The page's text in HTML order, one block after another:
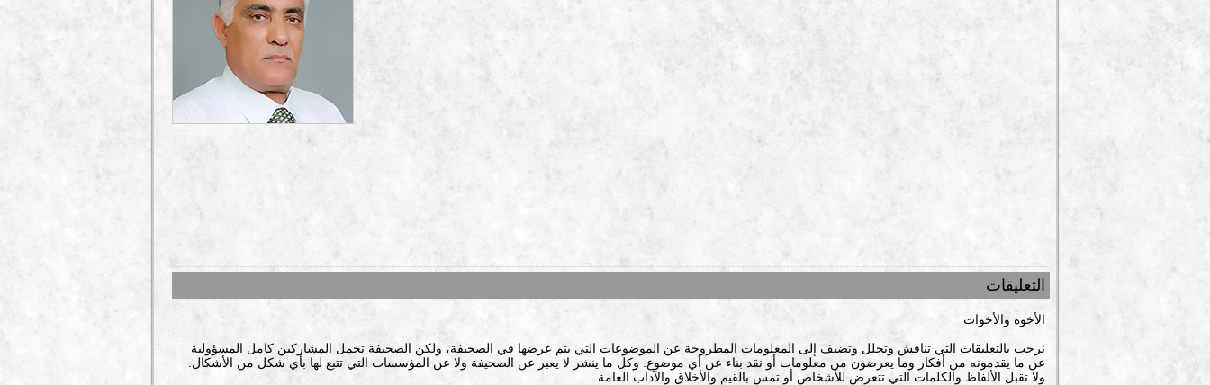
التعليقات
الأخوة والأخوات
نرحب بالتعليقات التي تناقش وتحلل وتضيف إلى المعلومات المطروحة عن الموضوعات التي يتم عرضها في الصحيفة، ولكن الصحيفة تحمل المشاركين كامل المسؤولية
عن ما يقدمونه من أفكار وما يعرضون من معلومات أو نقد بناء عن أي موضوع. وكل ما ينشر لا يعبر عن الصحيفة ولا عن المؤسسات التي تتبع لها بأي شكل من الأشكال.
ولا تقبل الألفاظ والكلمات التي تتعرض للأشخاص أو تمس بالقيم والأخلاق والآداب العامة.